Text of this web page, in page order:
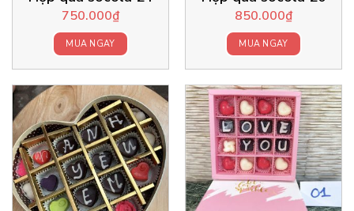
750.000₫
MUA NGAY
850.000₫
MUA NGAY